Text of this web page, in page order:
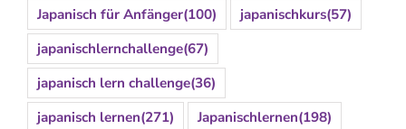
Japanisch für Anfänger(100) japanischkurs(57)
japanischlernchallenge(67)
japanisch lern challenge(36)
japanisch lernen(271) Japanischlernen(198)